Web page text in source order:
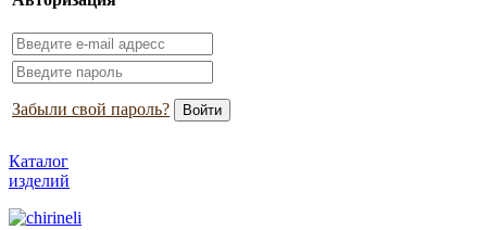
Забыли свой пароль?
Каталог
изделий